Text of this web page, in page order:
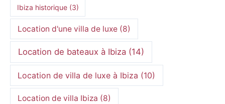
Ibiza historique(3)
Location d'une villa de luxe (8)
Location de bateaux à Ibiza (14)
Location de villa de luxe à Ibiza (10)
Location de villa Ibiza (8)